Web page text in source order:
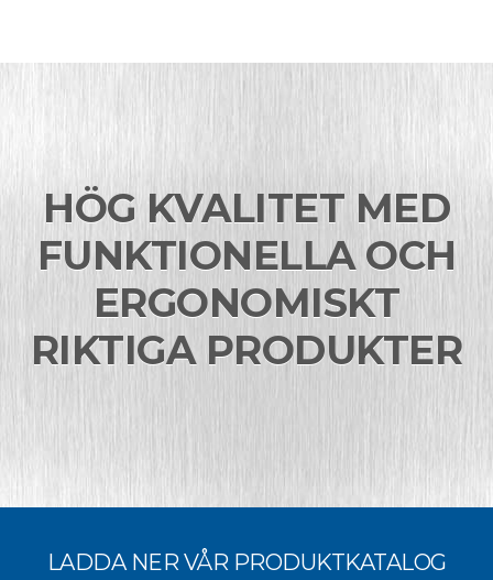
HÖG KVALITET MED
FUNKTIONELLA OCH
ERGONOMISKT
RIKTIGA PRODUKTER
LADDA NER VÅR PRODUKTKATALOG